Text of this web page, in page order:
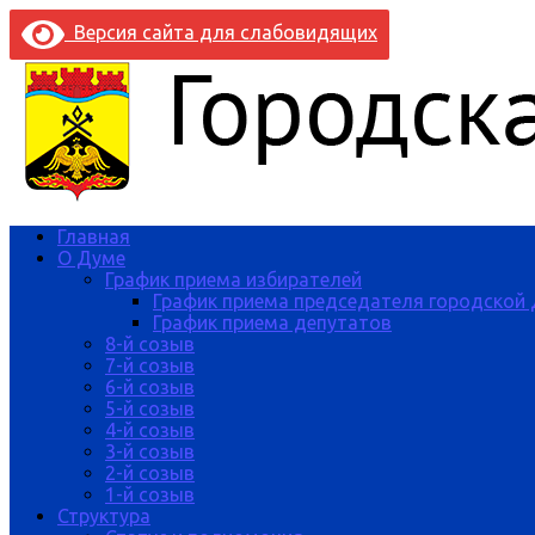
Версия сайта для слабовидящих
Главная
О Думе
График приема избирателей
График приема председателя
График приема депутатов
8-й созыв
7-й созыв
6-й созыв
5-й созыв
4-й созыв
3-й созыв
2-й созыв
1-й созыв
Структура